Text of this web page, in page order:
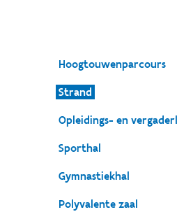
Hoogtouwenparcours
Strand
Opleidings- en
Sporthal
Gymnastiekhal
Polyvalente zaal